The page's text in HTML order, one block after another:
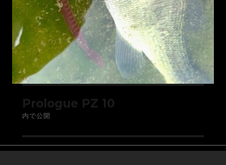
Prologue PZ 10
内で公開